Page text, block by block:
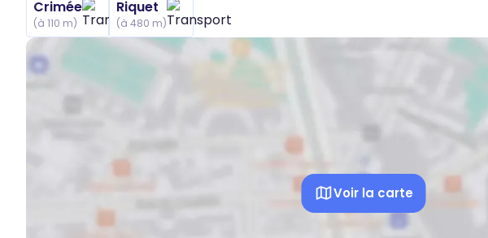
Crimée
(à 110 m)
Riquet
(à 480 m)
Voir la carte